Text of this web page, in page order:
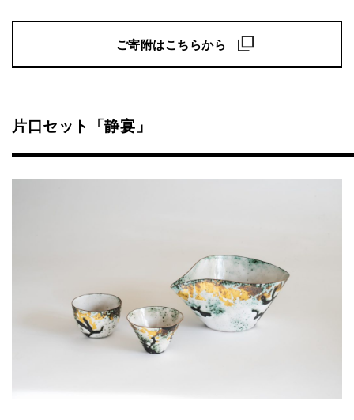
ご寄附はこちらから
片口セット「静宴」